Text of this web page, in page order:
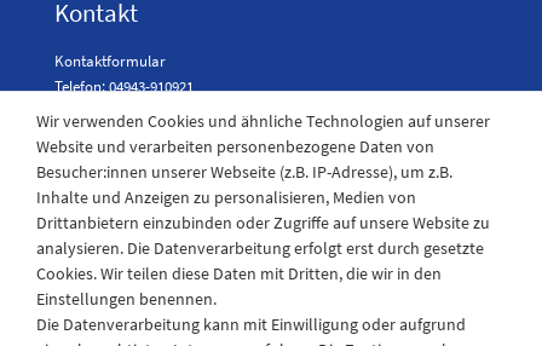
Kontakt
Kontaktformular
Telefon: 04943-910921
Laden Öffnungszeiten
Montag - Freitag
08:30 - 12:30 und 13.00 - 17.30 Uhr
Samstags
08:30 bis 12:30 Uhr
Wir verwenden Cookies und ähnliche Technologien auf unserer
Website und verarbeiten personenbezogene Daten von
Besucher:innen unserer Webseite (z.B. IP-Adresse), um z.B.
Inhalte und Anzeigen zu personalisieren, Medien von
Drittanbietern einzubinden oder Zugriffe auf unsere Website zu
analysieren. Die Datenverarbeitung erfolgt erst durch gesetzte
Cookies. Wir teilen diese Daten mit Dritten, die wir in den
Einstellungen benennen.
Die Datenverarbeitung kann mit Einwilligung oder aufgrund